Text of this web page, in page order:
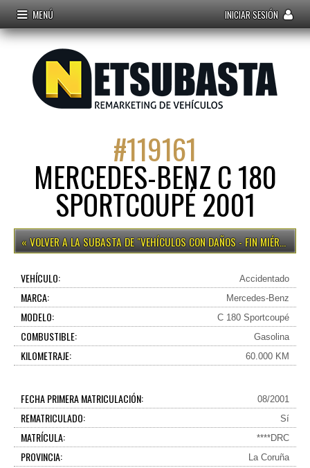
MENÚ INICIAR SESIÓN
#119161
MERCEDES-BENZ C 180
SPORTCOUPÉ 2001
VEHÍCULOS CON DAÑOS - FIN MIÉRCOLES 15H
VEHÍCULO: Accidentado
MARCA: Mercedes-Benz
MODELO: C 180 Sportcoupé
COMBUSTIBLE: Gasolina
KILOMETRAJE: 60.000 KM
FECHA PRIMERA MATRICULACIÓN: 08/2001
REMATRICULADO: Sí
MATRÍCULA: ****DRC
PROVINCIA: La Coruña